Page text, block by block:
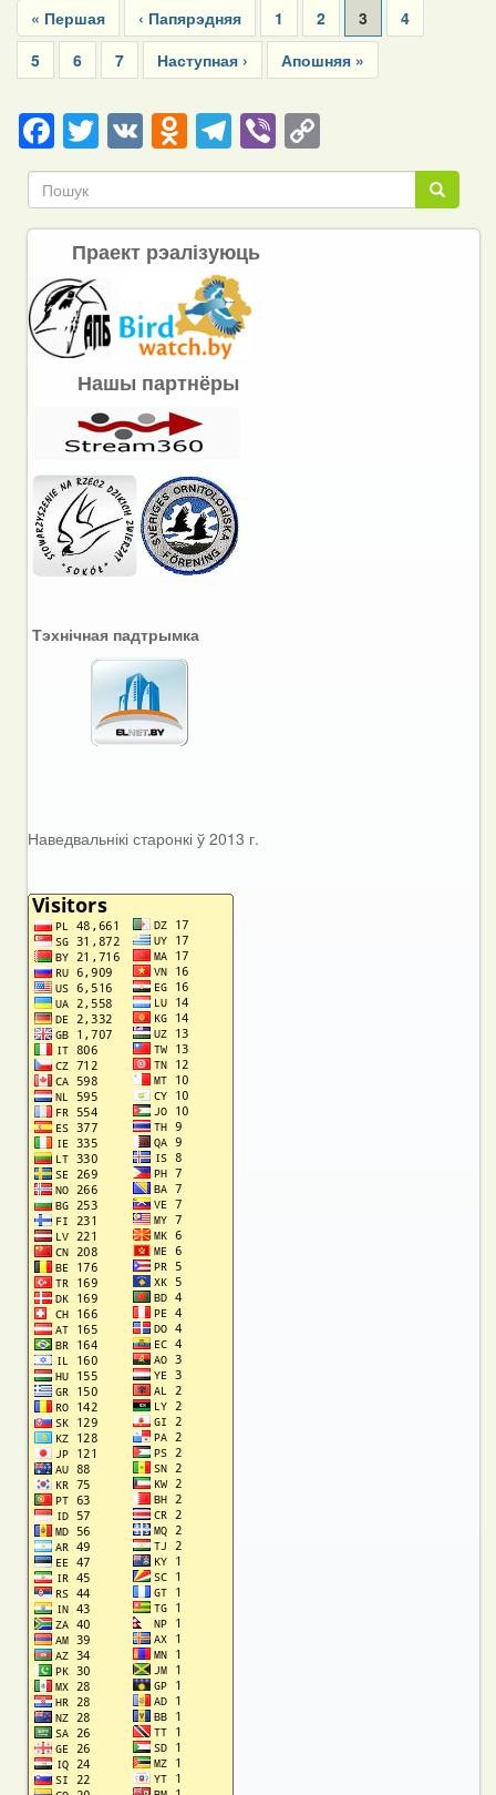
First
page
« Першая
Previous
page
‹ Папярэдняя Page
1 Page
2
Current
page
3 Page
4
Page
5 Page
6 Page
7
Next
page
Наступная ›
Last
page
Апошняя »
Facebook
Twitter
VKOdnoklassniki
Telegram
ViberCopy
Link Пошук
Пошук
Праект рэалізуюць
Нашы партнёры
Тэхнічная падтрымка
Наведвальнікі старонкі ў 2013 г.